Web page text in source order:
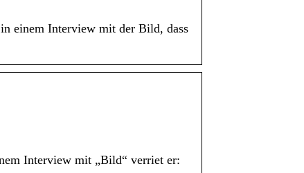
einem Interview mit der Bild, dass
Interview mit „Bild“ verriet er: